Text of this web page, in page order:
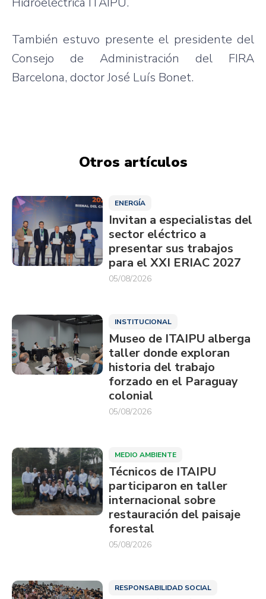
También estuvo presente el presidente del
Consejo de Administración del FIRA
Barcelona, doctor José Luís Bonet.
Otros artículos
ENERGÍA
Invitan a especialistas del
sector eléctrico a
presentar sus trabajos
para el XXI ERIAC 2027
05/08/2026
INSTITUCIONAL
Museo de ITAIPU alberga
taller donde exploran
historia del trabajo
forzado en el Paraguay
colonial
05/08/2026
MEDIO AMBIENTE
Técnicos de ITAIPU
participaron en taller
internacional sobre
restauración del paisaje
forestal
05/08/2026
RESPONSABILIDAD SOCIAL